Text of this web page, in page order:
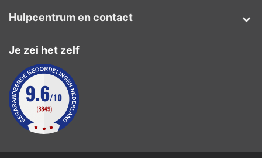
Je zei het zelf
Hulpcentrum en contact